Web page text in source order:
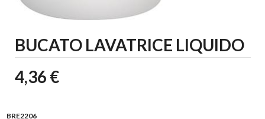
BUCATO LAVATRICE LIQUIDO
4,36 €
BRE2206